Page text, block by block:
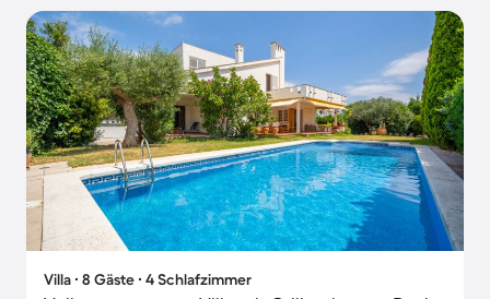
Villa ∙ 8 Gäste ∙ 4 Schlafzimmer